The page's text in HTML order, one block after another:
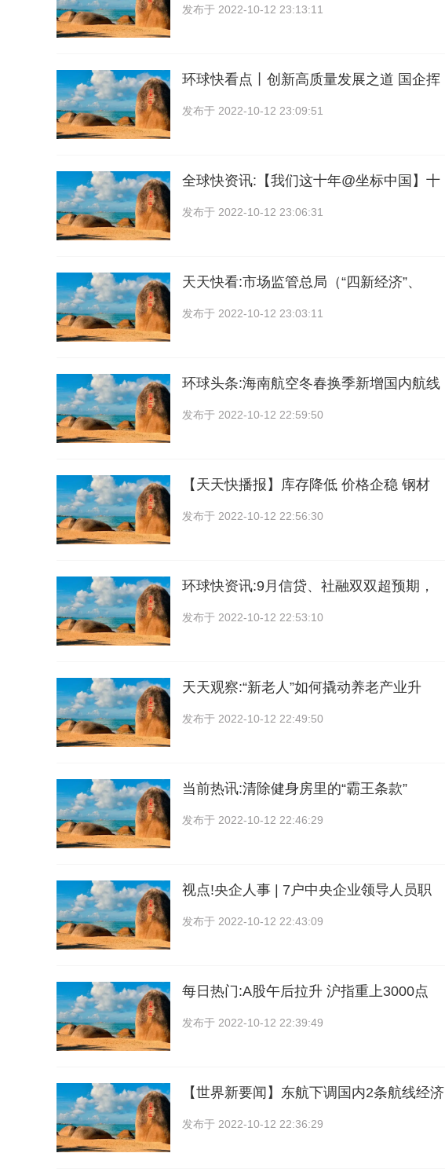
发布于 2022-10-12 23:13:11
环球快看点丨创新高质量发展之道 国企挥
发布于 2022-10-12 23:09:51
全球快资讯:【我们这十年@坐标中国】十
发布于 2022-10-12 23:06:31
天天快看:市场监管总局（“四新经济”、
发布于 2022-10-12 23:03:11
环球头条:海南航空冬春换季新增国内航线
发布于 2022-10-12 22:59:50
【天天快播报】库存降低 价格企稳 钢材
发布于 2022-10-12 22:56:30
环球快资讯:9月信贷、社融双双超预期，
发布于 2022-10-12 22:53:10
天天观察:“新老人”如何撬动养老产业升
发布于 2022-10-12 22:49:50
当前热讯:清除健身房里的“霸王条款”
发布于 2022-10-12 22:46:29
视点!央企人事 | 7户中央企业领导人员职
发布于 2022-10-12 22:43:09
每日热门:A股午后拉升 沪指重上3000点
发布于 2022-10-12 22:39:49
【世界新要闻】东航下调国内2条航线经济
发布于 2022-10-12 22:36:29